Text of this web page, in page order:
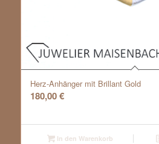
Herz-Anhänger mit Brillant Gold
180,00€
In den Warenkorb